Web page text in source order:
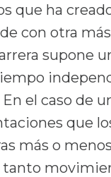
que ha
con otra
supone
el caso de
que
más o
tanto